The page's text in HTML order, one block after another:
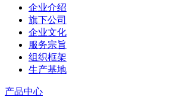
企业介绍
旗下公司
企业文化
服务宗旨
组织框架
生产基地
产品中心